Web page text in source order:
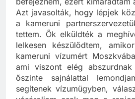
befejeznem, ezért
Azt javasolták, hogy lépjek
a kameruni
tettem. Ők elküldték a
lelkesen készülődtem,
kameruni vízumért
ami viszont elég
őszinte sajnálattal